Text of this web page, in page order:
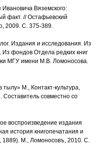
Вяземского:
факт. // Остафьевский
2009. С. 375-389.
Издания и исследования. Из
Из фондов Отдела редких книг
МГУ имени М.В. Ломоносова.
М., Контакт-культура,
Составитель совместно со
воспроизведение издания
история книгопечатания и
1889). М., Ломоносовъ, 2010. С.